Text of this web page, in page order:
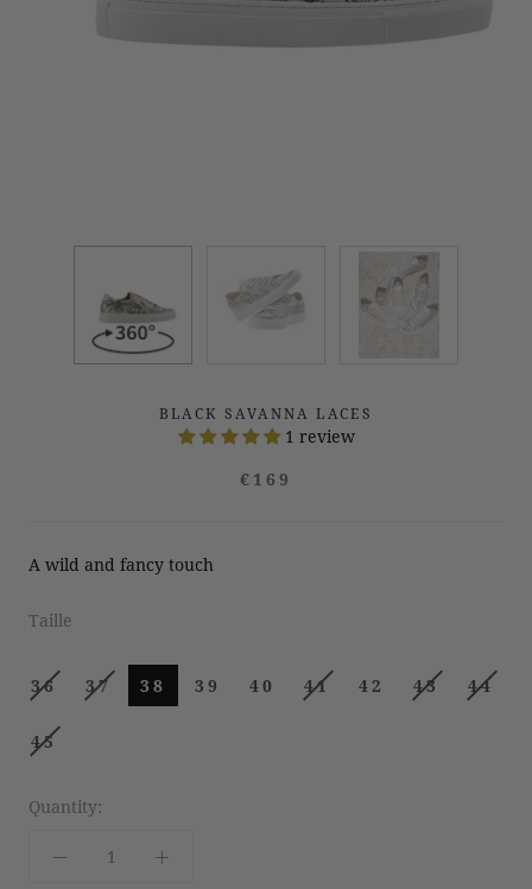
BLACK SAVANNA LACES
1 review
€169
A wild and fancy touch
Taille
36 37 38 39 40 41 42 43 44
45
Quantity: